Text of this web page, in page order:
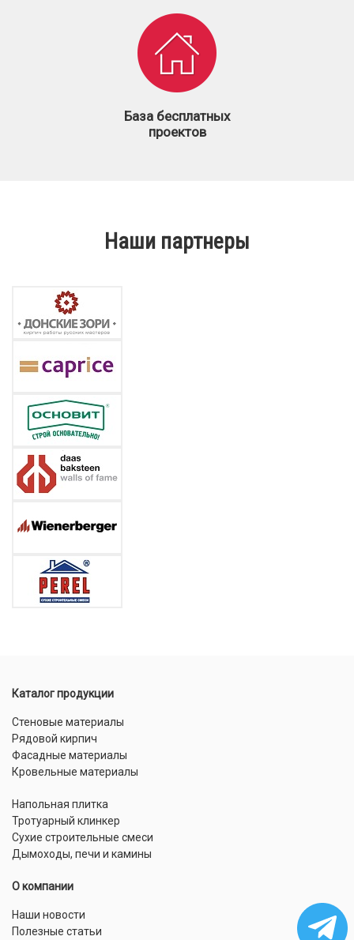
База бесплатных
проектов
Наши партнеры
Каталог продукции
Стеновые материалы
Рядовой кирпич
Фасадные материалы
Кровельные материалы
Напольная плитка
Тротуарный клинкер
Сухие строительные смеси
Дымоходы, печи и камины
О компании
Наши новости
Полезные статьи